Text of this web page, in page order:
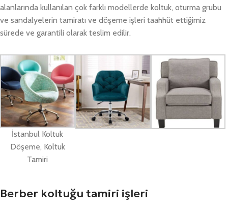
alanlarında kullanılan çok farklı modellerde koltuk, oturma grubu
ve sandalyelerin tamiratı ve döşeme işleri taahhüt ettiğimiz
sürede ve garantili olarak teslim edilir.
İstanbul Koltuk
Döşeme, Koltuk
Tamiri
Berber koltuğu tamiri işleri